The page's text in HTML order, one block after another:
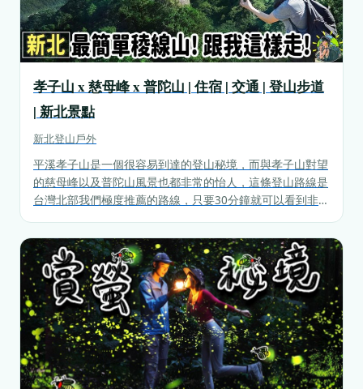
孝子山 x 慈母峰 x 普陀山 | 住宿 | 交通 | 登山步道
| 新北景點
新北登山戶外
平溪孝子山是一個很容易到達的登山秘境，而與孝子山對望
的慈母峰以及普陀山風景也都非常的怡人，這條登山路線是
台灣北部我們極度推薦的路線，只要30分鐘就可以看到非常
更遠的地方還可以往慈恩嶺以及中央尖走走。